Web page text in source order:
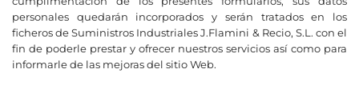
personales quedarán incorporados y serán tratados en los
ficheros de Suministros Industriales J.Flamini & Recio, S.L. con el
fin de poderle prestar y ofrecer nuestros servicios así como para
informarle de las mejoras del sitio Web.